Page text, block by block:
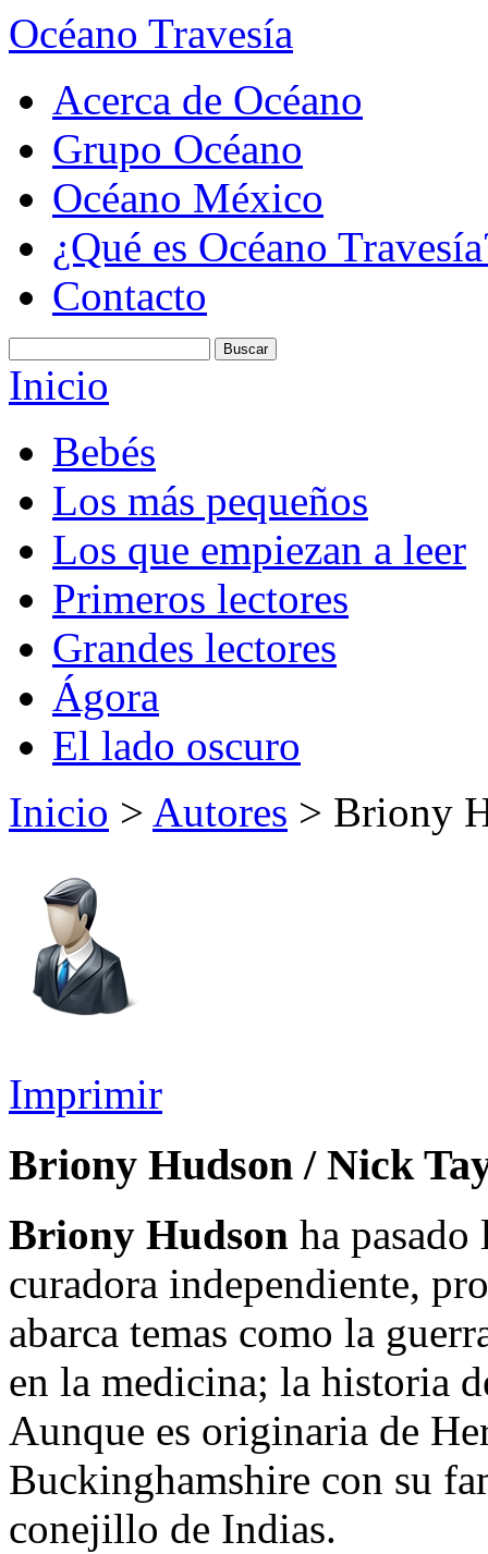
Océano Travesía
Acerca de Océano
Grupo Océano
Océano México
¿Qué es Océano
Contacto
Inicio
Bebés
Los más pequeños
Los que empiezan a leer
Primeros lectores
Grandes lectores
Ágora
El lado oscuro
Inicio > Autores > Briony
Imprimir
Briony Hudson / Nick
Briony Hudson ha
curadora independiente,
abarca temas como la
en la medicina; la historia
Aunque es originaria de
Buckinghamshire con su
conejillo de Indias.